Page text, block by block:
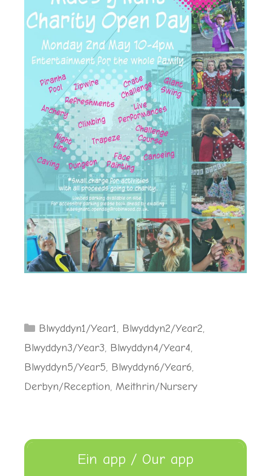
Categories
Blwyddyn1/Year1, Blwyddyn2/Year2,
Blwyddyn3/Year3, Blwyddyn4/Year4,
Blwyddyn5/Year5, Blwyddyn6/Year6,
Derbyn/Reception, Meithrin/Nursery
Ein app / Our app